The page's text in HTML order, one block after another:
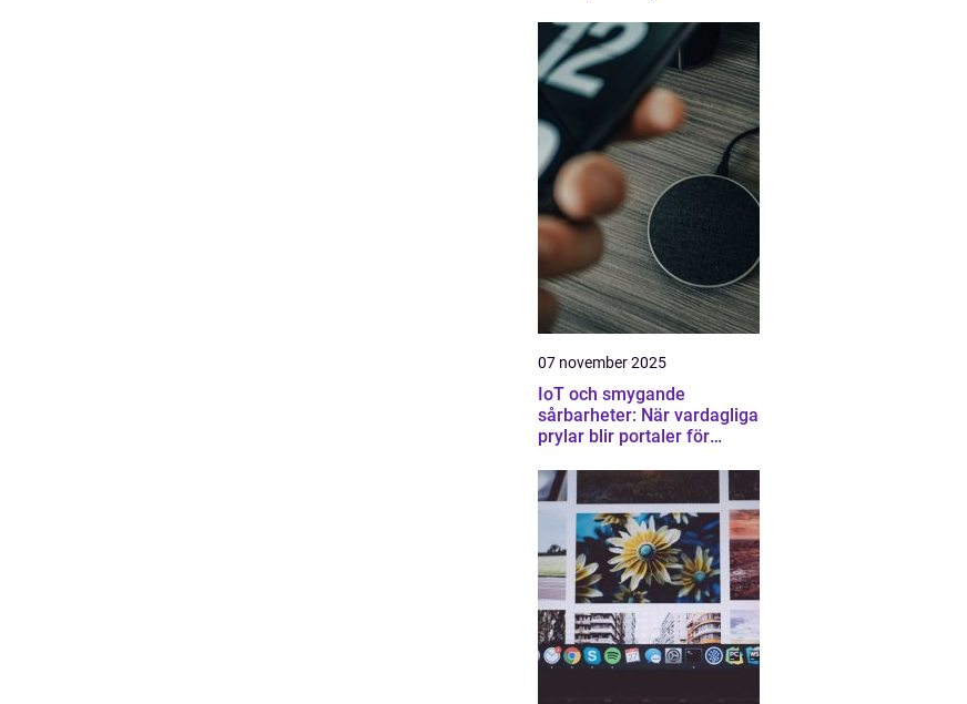
07 november 2025
IoT och smygande
sårbarheter: När vardagliga
prylar blir portaler för